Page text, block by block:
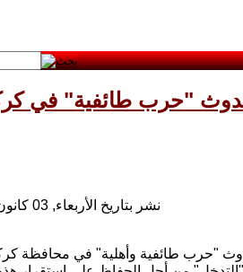
حدوث "حرب طائفية" في
نشر بتاريخ الأربعاء, 03 كانون2/يناير 2018 09:44
حدوث "حرب طائفية وأهلية" في محافظة